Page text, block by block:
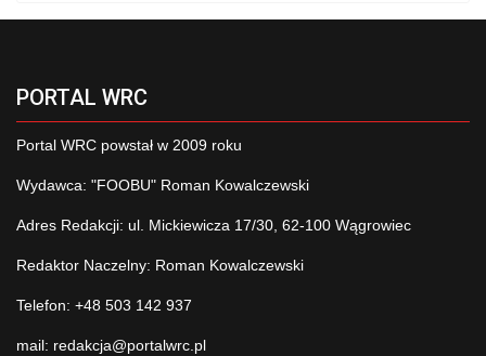
PORTAL WRC
Portal WRC powstał w 2009 roku
Wydawca: "FOOBU" Roman Kowalczewski
Adres Redakcji: ul. Mickiewicza 17/30, 62-100 Wągrowiec
Redaktor Naczelny: Roman Kowalczewski
Telefon: +48 503 142 937
mail: redakcja@portalwrc.pl